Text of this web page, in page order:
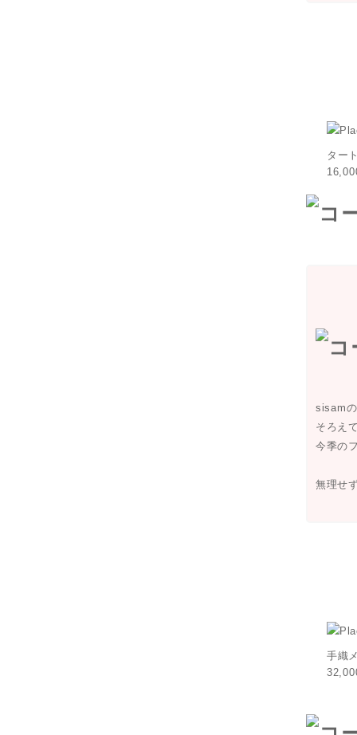
ター
sisam
そろえ
今季の
無理せ
手織